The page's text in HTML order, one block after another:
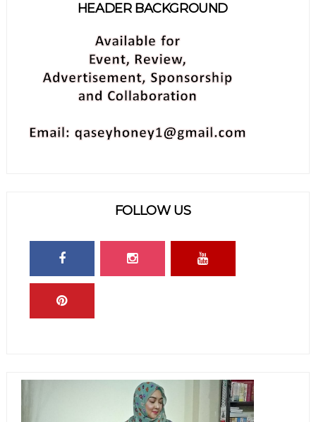
HEADER BACKGROUND
FOLLOW US